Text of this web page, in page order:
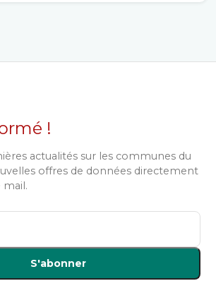
!
actualités sur les communes du
offres de données directement
S'abonner